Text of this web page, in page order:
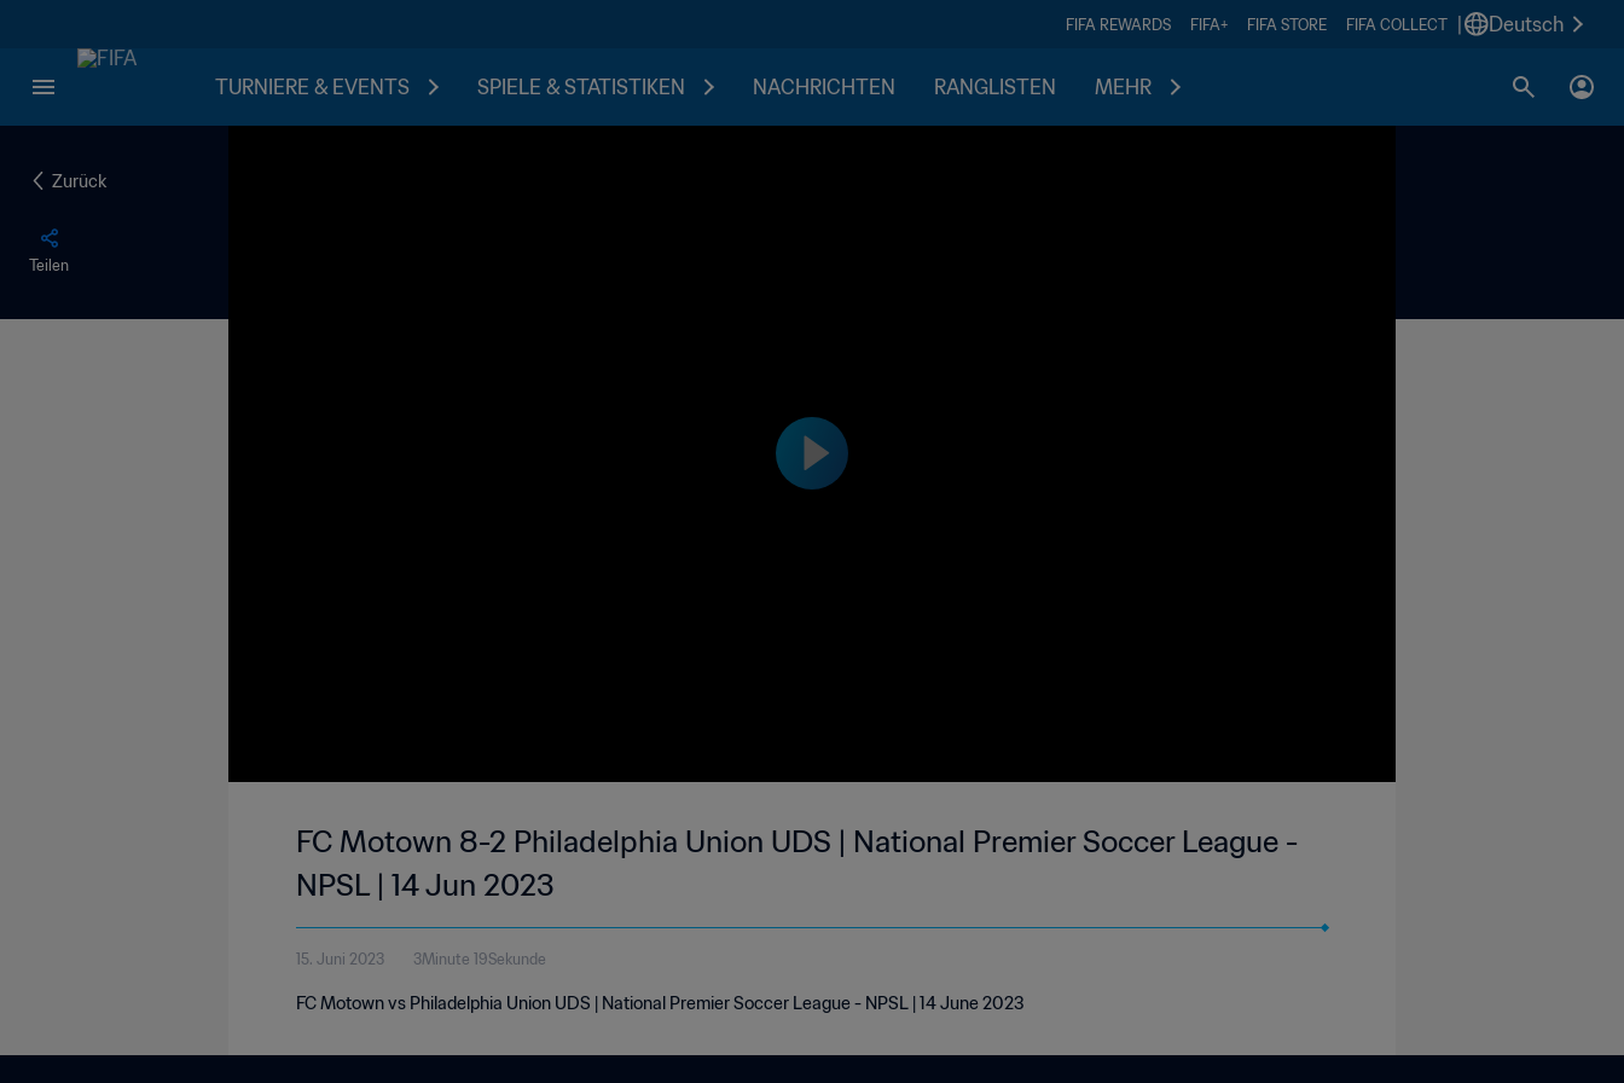
FIFA REWARDS FIFA+ FIFA STORE FIFA COLLECT Deutsch
TURNIERE & EVENTS SPIELE & STATISTIKEN NACHRICHTEN RANGLISTEN MEHR
Zurück
Teilen
FC Motown 8-2 Philadelphia Union UDS | National Premier Soccer League -
NPSL | 14 Jun 2023
15. Juni 2023 3Minute 19Sekunde
FC Motown vs Philadelphia Union UDS | National Premier Soccer League - NPSL | 14 June 2023